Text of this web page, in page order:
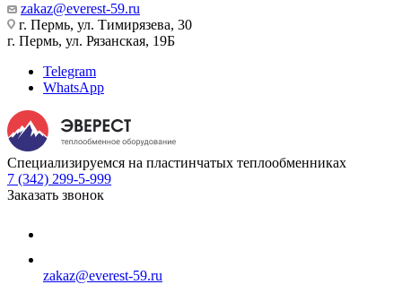
zakaz@everest-59.ru
г. Пермь, ул. Тимирязева, 30
г. Пермь, ул. Рязанская, 19Б
Telegram
WhatsApp
Специализируемся на пластинчатых теплообменниках
7 (342) 299-5-999
Заказать звонок
zakaz@everest-59.ru